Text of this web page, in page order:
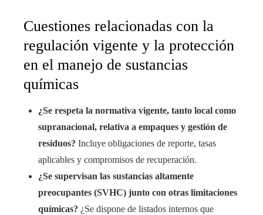
Cuestiones relacionadas con la
regulación vigente y la protección
en el manejo de sustancias
químicas
¿Se respeta la normativa vigente, tanto local como
supranacional, relativa a empaques y gestión de
residuos? Incluye obligaciones de reporte, tasas
aplicables y compromisos de recuperación.
¿Se supervisan las sustancias altamente
preocupantes (SVHC) junto con otras limitaciones
químicas? ¿Se dispone de listados internos que